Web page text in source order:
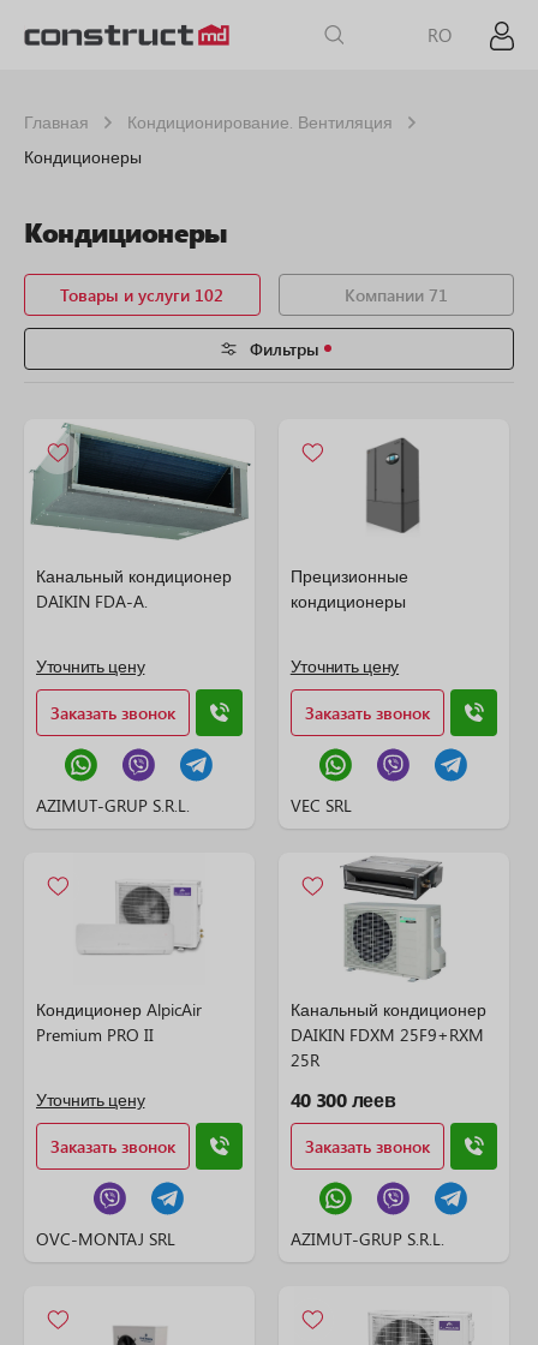
RO
Главная
Кондиционирование. Вентиляция
Кондиционеры
Кондиционеры
Товары и услуги 102 Компании 71
Фильтры
Канальный кондиционер
DAIKIN FDA-A.
Уточнить цену
Заказать звонок
AZIMUT-GRUP S.R.L.
Прецизионные
кондиционеры
Уточнить цену
Заказать звонок
VEC SRL
Кондиционер AlpicAir
Premium PRO II
Уточнить цену
Заказать звонок
OVC-MONTAJ SRL
Канальный кондиционер
DAIKIN FDXM 25F9+RXM
25R
40 300 леев
Заказать звонок
AZIMUT-GRUP S.R.L.